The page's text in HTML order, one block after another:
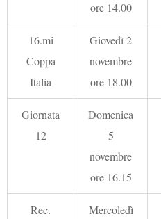
ore 14.00
16.mi
Coppa
Italia
Giovedì 2
novembre
ore 18.00
Giornata
12
Domenica
5
novembre
ore 16.15
Rec.
Mercoledì